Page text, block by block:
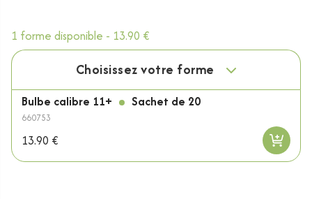
1 forme disponible - 13.90 €
Choisissez votre forme
Bulbe calibre 11+ Sachet de 20
660753
13.90 €